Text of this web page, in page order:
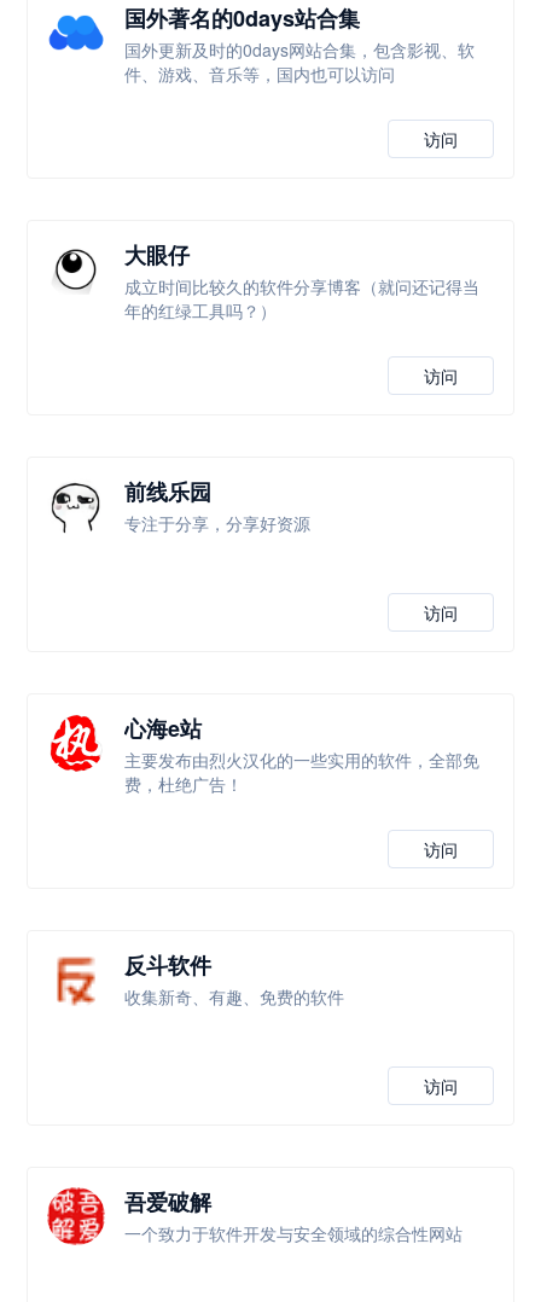
国外著名的0days站合集
国外更新及时的0days网站合集，包含影视、软
件、游戏、音乐等，国内也可以访问
访问
大眼仔
成立时间比较久的软件分享博客（就问还记得当
年的红绿工具吗？）
访问
前线乐园
专注于分享，分享好资源
访问
心海e站
主要发布由烈火汉化的一些实用的软件，全部免
费，杜绝广告！
访问
反斗软件
收集新奇、有趣、免费的软件
访问
吾爱破解
一个致力于软件开发与安全领域的综合性网站